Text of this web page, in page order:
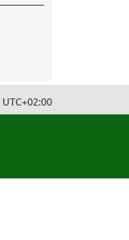
UTC+02:00